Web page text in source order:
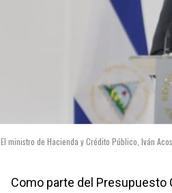
El ministro de Hacienda y Crédito Público, Iván
Como parte del Presupuesto